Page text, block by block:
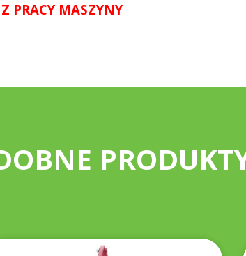
PRACY MASZYNY